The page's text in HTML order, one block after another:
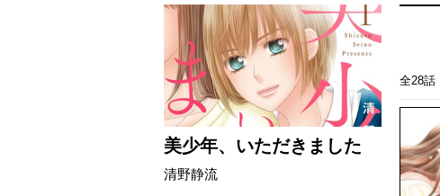
美少年、いただきました
清野静流
全28話